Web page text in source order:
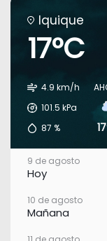
Iquique
17°C
4.9 km/h
101.5 kPa
87 %
9 de agosto
Hoy
10 de agosto
Mañana